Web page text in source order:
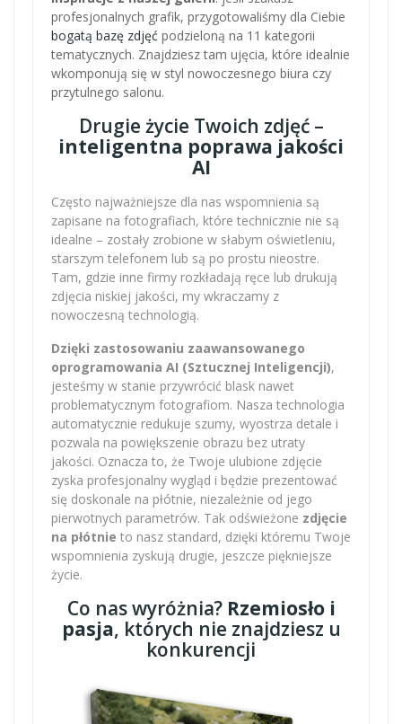
profesjonalnych grafik, przygotowaliśmy dla Ciebie
bogatą bazę zdjęć podzieloną na 11 kategorii
tematycznych. Znajdziesz tam ujęcia, które idealnie
wkomponują się w styl nowoczesnego biura czy
przytulnego salonu.
Drugie życie Twoich zdjęć –
inteligentna poprawa jakości
AI
Często najważniejsze dla nas wspomnienia są
zapisane na fotografiach, które technicznie nie są
idealne – zostały zrobione w słabym oświetleniu,
starszym telefonem lub są po prostu nieostre.
Tam, gdzie inne firmy rozkładają ręce lub drukują
zdjęcia niskiej jakości, my wkraczamy z
nowoczesną technologią.
Dzięki zastosowaniu zaawansowanego
oprogramowania AI (Sztucznej Inteligencji),
jesteśmy w stanie przywrócić blask nawet
problematycznym fotografiom. Nasza technologia
automatycznie redukuje szumy, wyostrza detale i
pozwala na powiększenie obrazu bez utraty
jakości. Oznacza to, że Twoje ulubione zdjęcie
zyska profesjonalny wygląd i będzie prezentować
się doskonale na płótnie, niezależnie od jego
pierwotnych parametrów. Tak odświeżone zdjęcie
na płótnie to nasz standard, dzięki któremu Twoje
wspomnienia zyskują drugie, jeszcze piękniejsze
życie.
Co nas wyróżnia? Rzemiosło i
pasja, których nie znajdziesz u
konkurencji